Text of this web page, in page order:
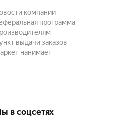
компании
программа
выдачи заказов
нанимает
в соцсетях